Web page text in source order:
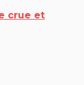
crue et